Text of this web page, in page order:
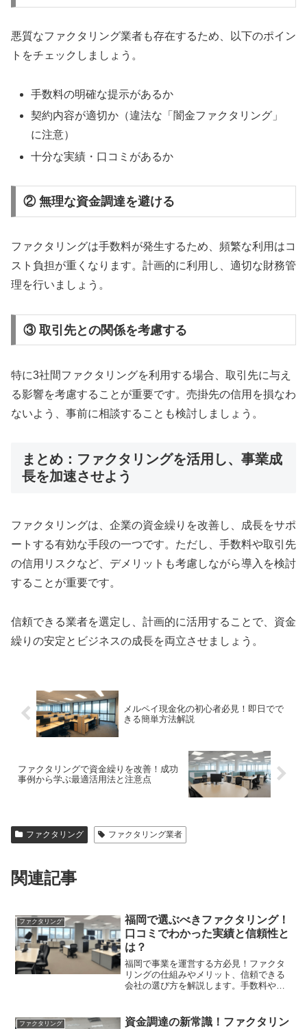
悪質なファクタリング業者も存在するため、以下のポイン
トをチェックしましょう。
手数料の明確な提示があるか
契約内容が適切か（違法な「闇金ファクタリング」
に注意）
十分な実績・口コミがあるか
② 無理な資金調達を避ける
ファクタリングは手数料が発生するため、頻繁な利用はコ
スト負担が重くなります。計画的に利用し、適切な財務管
理を行いましょう。
③ 取引先との関係を考慮する
特に3社間ファクタリングを利用する場合、取引先に与え
る影響を考慮することが重要です。売掛先の信用を損なわ
ないよう、事前に相談することも検討しましょう。
まとめ：ファクタリングを活用し、事業成
長を加速させよう
ファクタリングは、企業の資金繰りを改善し、成長をサポ
ートする有効な手段の一つです。ただし、手数料や取引先
の信用リスクなど、デメリットも考慮しながら導入を検討
することが重要です。
信頼できる業者を選定し、計画的に活用することで、資金
繰りの安定とビジネスの成長を両立させましょう。
メルペイ現金化の初心者必見！即日でで
きる簡単方法解説
ファクタリングで資金繰りを改善！成功
事例から学ぶ最適活用法と注意点
ファクタリング ファクタリング業者
関連記事
ファクタリング
福岡で選ぶべきファクタリング！
口コミでわかった実績と信頼性と
は？
福岡で事業を運営する方必見！ファクタ
リングの仕組みやメリット、信頼できる
会社の選び方を解説します。手数料や入
ファクタリング
資金調達の新常識！ファクタリン